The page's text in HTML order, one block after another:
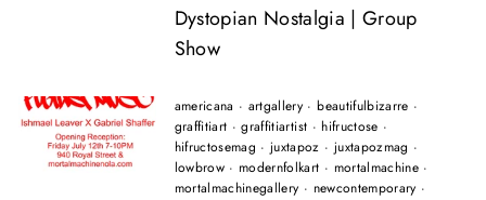
Dystopian Nostalgia | Group
Show
americana · artgallery ·beautifulbizarre ·
graffitiart ·graffitiartist · hifructose ·
hifructosemag ·juxtapoz · juxtapozmag ·
lowbrow · modernfolkart · mortalmachine·
mortalmachinegallery · newcontemporary ·